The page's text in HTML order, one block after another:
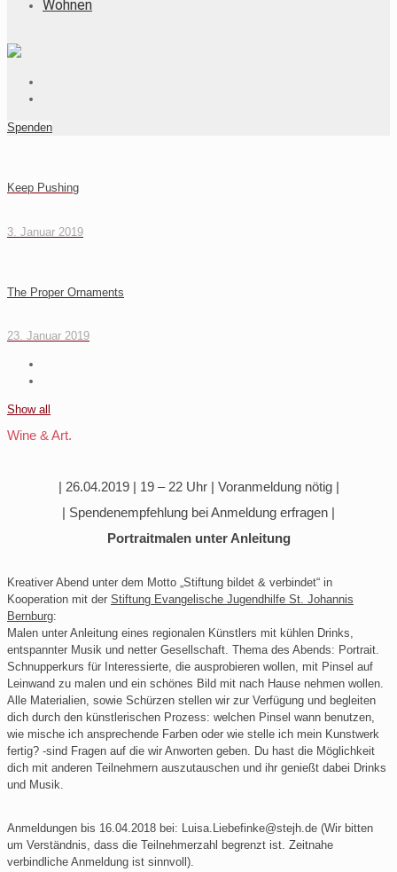
Wohnen
Spenden
Keep Pushing
3. Januar 2019
The Proper Ornaments
23. Januar 2019
Show all
Wine & Art.
| 26.04.2019 | 19 – 22 Uhr | Voranmeldung nötig |
| Spendenempfehlung bei Anmeldung erfragen |
Portraitmalen unter Anleitung
Kreativer Abend unter dem Motto „Stiftung bildet & verbindet“ in
Kooperation mit der Stiftung Evangelische Jugendhilfe St. Johannis
Bernburg:
Malen unter Anleitung eines regionalen Künstlers mit kühlen Drinks,
entspannter Musik und netter Gesellschaft. Thema des Abends: Portrait.
Schnupperkurs für Interessierte, die ausprobieren wollen, mit Pinsel auf
Leinwand zu malen und ein schönes Bild mit nach Hause nehmen wollen.
Alle Materialien, sowie Schürzen stellen wir zur Verfügung und begleiten
dich durch den künstlerischen Prozess: welchen Pinsel wann benutzen,
wie mische ich ansprechende Farben oder wie stelle ich mein Kunstwerk
fertig? -sind Fragen auf die wir Anworten geben. Du hast die Möglichkeit
dich mit anderen Teilnehmern auszutauschen und ihr genießt dabei Drinks
und Musik.
Anmeldungen bis 16.04.2018 bei: Luisa.Liebefinke@stejh.de (Wir bitten
um Verständnis, dass die Teilnehmerzahl begrenzt ist. Zeitnahe
verbindliche Anmeldung ist sinnvoll).